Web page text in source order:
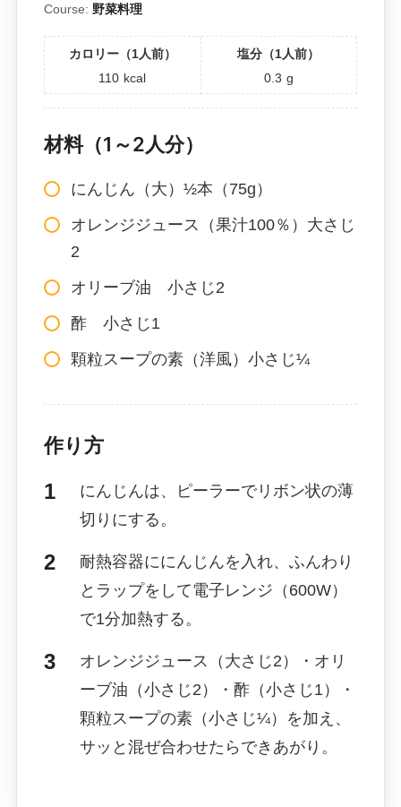
Course: 野菜料理
カロリー（1人前）
110 kcal
塩分（1人前）
0.3 g
材料（1～2人分）
にんじん（大）½本（75g）
オレンジジュース（果汁100％）大さじ
2
オリーブ油 小さじ2
酢 小さじ1
顆粒スープの素（洋風）小さじ¼
作り方
にんじんは、ピーラーでリボン状の薄
切りにする。
耐熱容器ににんじんを入れ、ふんわり
とラップをして電子レンジ（600W）
で1分加熱する。
オレンジジュース（大さじ2）・オリ
ーブ油（小さじ2）・酢（小さじ1）・
顆粒スープの素（小さじ¼）を加え、
サッと混ぜ合わせたらできあがり。